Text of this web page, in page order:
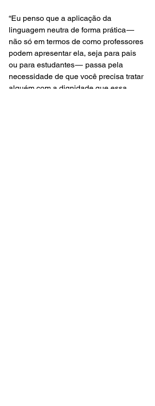
“Eu penso que a aplicação da
linguagem neutra de forma prática —
não só em termos de como professores
podem apresentar ela, seja para pais
ou para estudantes —  passa pela
necessidade de que você precisa tratar
alguém com a dignidade que essa